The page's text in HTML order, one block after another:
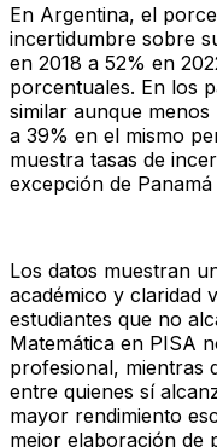
En Argentina, el
incertidumbre sobre
en 2018 a 52% en
porcentuales. En los
similar aunque
a 39% en el mismo
muestra tasas de
excepción de
Los datos muestran
académico y claridad
estudiantes que no
Matemática en PISA
profesional, mientras
entre quienes sí
mayor rendimiento
mejor elaboración de